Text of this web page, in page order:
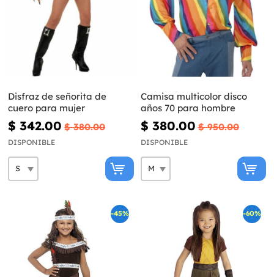
Disfraz de señorita de
cuero para mujer
$ 342.00 $ 380.00
DISPONIBLE
Camisa multicolor disco
años 70 para hombre
$ 380.00 $ 950.00
DISPONIBLE
-45% -60%